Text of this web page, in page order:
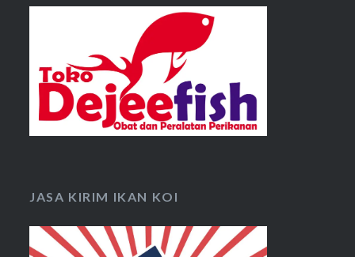
JASA KIRIM IKAN KOI